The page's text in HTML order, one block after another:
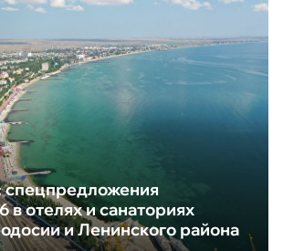
в отелях и санаториях
и Ленинского района